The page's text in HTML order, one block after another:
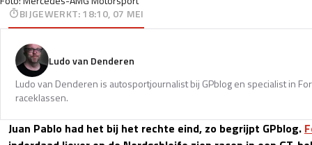
BIJGEWERKT:18:10, 07 MEI
Ludo van Denderen
Ludo van Denderen is autosportjournalist bij GPblog en specialist in
raceklassen.
Juan Pablo had het bij het rechte eind, zo begrijpt GPblog.